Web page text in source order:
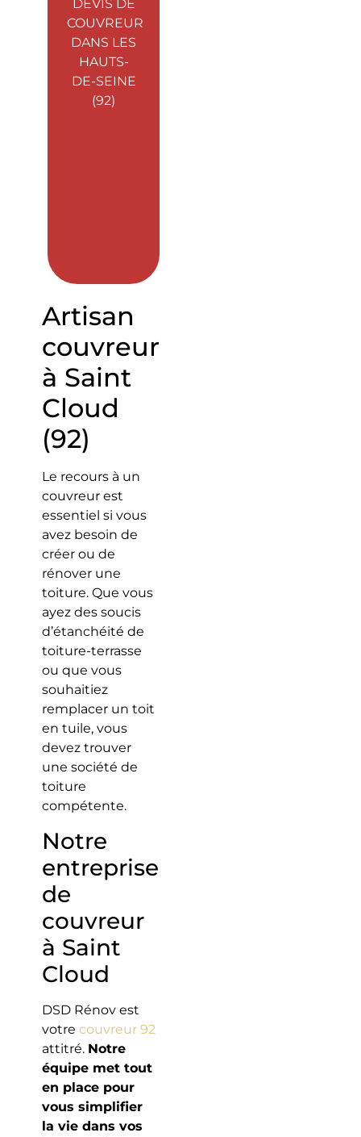
DEVIS DE
COUVREUR
DANS LES
HAUTS-
DE-SEINE
(92)
Artisan
couvreur
à Saint
Cloud
(92)
Le recours à un
couvreur est
essentiel si vous
avez besoin de
créer ou de
rénover une
toiture. Que vous
ayez des soucis
d’étanchéité de
toiture-terrasse
ou que vous
souhaitiez
remplacer un toit
en tuile, vous
devez trouver
une société de
toiture
compétente.
Notre
entreprise
de
couvreur
à Saint
Cloud
DSD Rénov est
votre couvreur 92
attitré. Notre
équipe met tout
en place pour
vous simplifier
la vie dans vos